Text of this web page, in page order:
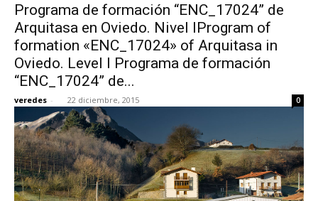
Programa de formación “ENC_17024” de
Arquitasa en Oviedo. Nivel IProgram of
formation «ENC_17024» of Arquitasa in
Oviedo. Level I Programa de formación
“ENC_17024” de...
veredes - 22 diciembre, 2015 0